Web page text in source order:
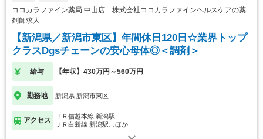
ココカラファイン薬局 中山店 株式会社ココカラファインヘルスケアの薬
剤師求人
【新潟県／新潟市東区】年間休日120日☆業界トップ
クラスDgsチェーンの安心母体◎＜調剤＞
給与 【年収】430万円～560万円
勤務地 新潟県 新潟市東区
アクセス
ＪＲ信越本線 新潟駅
ＪＲ白新線 新潟駅…ほか